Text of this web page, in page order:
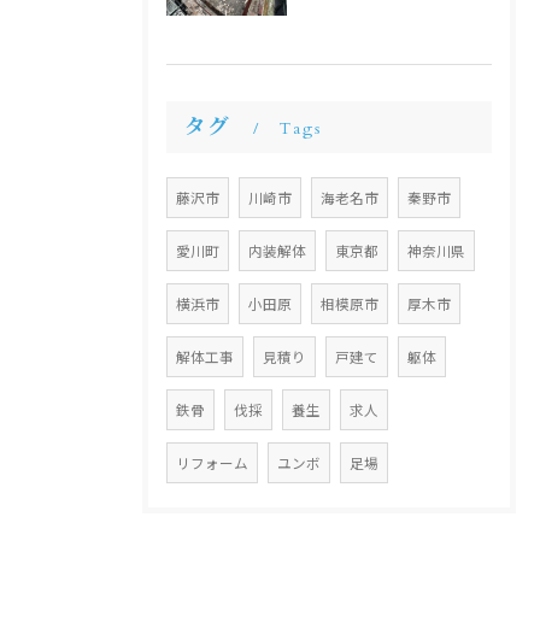
タグ Tags
藤沢市 川崎市 海老名市 秦野市
愛川町 内装解体 東京都 神奈川県
横浜市 小田原 相模原市 厚木市
解体工事 見積り 戸建て 躯体
鉄骨 伐採 養生 求人
リフォーム ユンボ 足場